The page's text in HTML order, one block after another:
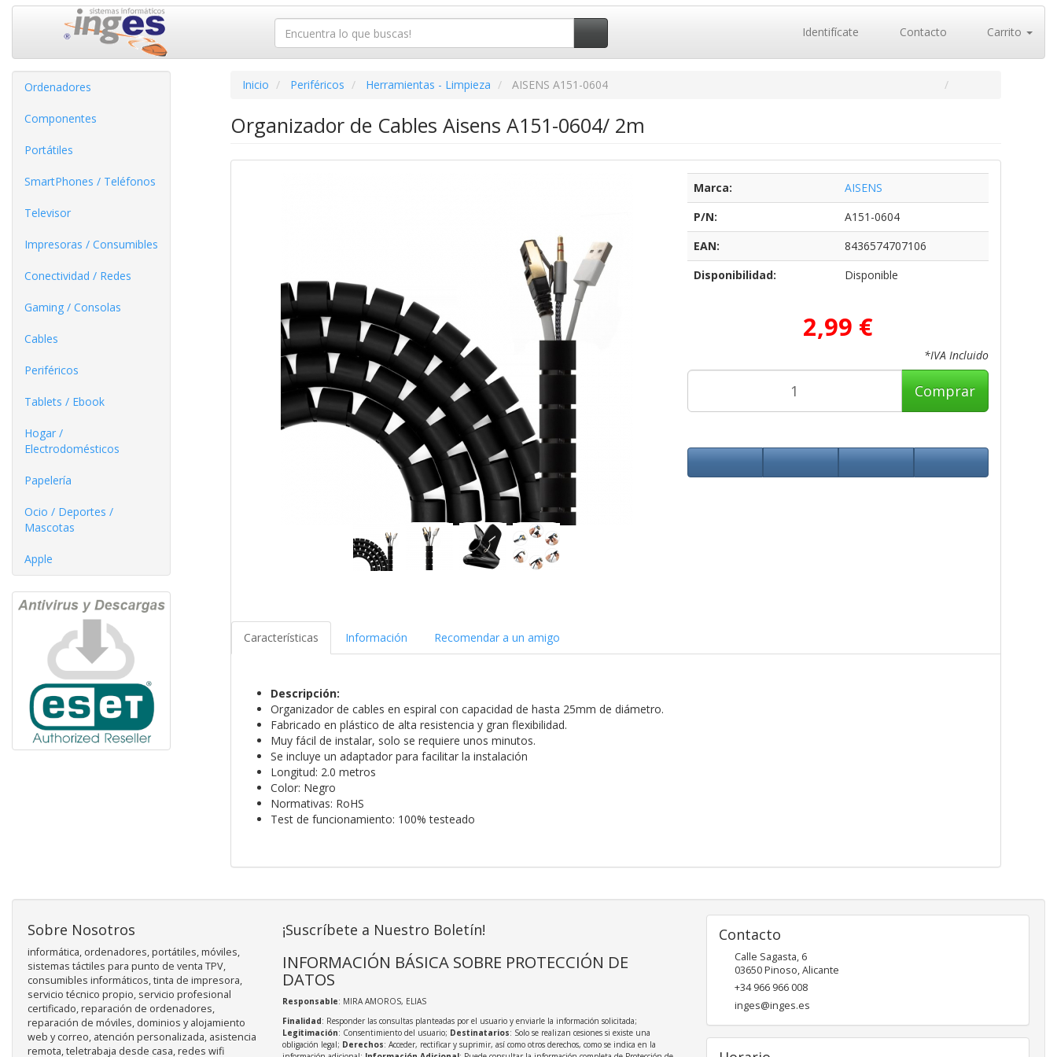
Identifícate Contacto Carrito
Ordenadores
Componentes
Portátiles
SmartPhones / Teléfonos
Televisor
Impresoras / Consumibles
Conectividad / Redes
Gaming / Consolas
Cables
Periféricos
Tablets / Ebook
Hogar /
Electrodomésticos
Papelería
Ocio / Deportes /
Mascotas
Apple
Inicio Periféricos Herramientas - Limpieza AISENS A151-0604
Organizador de Cables Aisens A151-0604/ 2m
Marca:
AISENS
P/N:
A151-0604
EAN:
8436574707106
Disponibilidad:
Disponible
2,99 €
*IVA Incluido
Comprar
Características Información Recomendar a un amigo
Descripción:
Organizador de cables en espiral con capacidad de hasta 25mm de diámetro.
Fabricado en plástico de alta resistencia y gran flexibilidad.
Muy fácil de instalar, solo se requiere unos minutos.
Se incluye un adaptador para facilitar la instalación
Longitud: 2.0 metros
Color: Negro
Normativas: RoHS
Test de funcionamiento: 100% testeado
Sobre Nosotros
informática, ordenadores, portátiles, móviles,
sistemas táctiles para punto de venta TPV,
consumibles informáticos, tinta de impresora,
servicio técnico propio, servicio profesional
certificado, reparación de ordenadores,
reparación de móviles, dominios y alojamiento
web y correo, atención personalizada, asistencia
remota, teletrabaja desde casa, redes wifi
¡Suscríbete a Nuestro Boletín!
INFORMACIÓN BÁSICA SOBRE PROTECCIÓN DE
DATOS
Responsable: MIRA AMOROS, ELIAS
Finalidad: Responder las consultas planteadas por el usuario y enviarle la información solicitada;
Legitimación: Consentimiento del usuario; Destinatarios: Solo se realizan cesiones si existe una
obligación legal; Derechos: Acceder, rectificar y suprimir, así como otros derechos, como se indica en la
Contacto
Calle Sagasta, 6
03650Pinoso,Alicante
+34 966 966 008
inges@inges.es